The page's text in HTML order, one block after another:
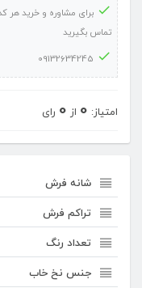
منظره
کد
۷۵
برای مشاوره و خرید
تماس بگیرید
09132634245
امتیاز: 0 از 0 رای
شانه فرش
تراکم فرش
تعداد رنگ
جنس نخ خاب